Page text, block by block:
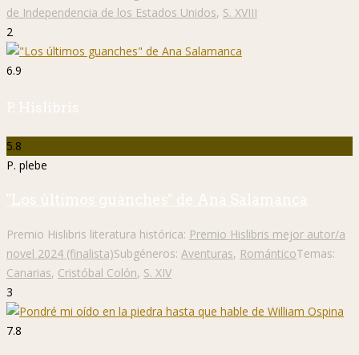
de Independencia de los Estados Unidos, S. XVIII
2
6.9
P. Hislibris
5.8
P. plebe
"Los últimos guanches" de Ana Salamanca
Premio Hislibris literatura histórica: Premio Hislibris mejor autor/a
novel 2024 (finalista)Subgéneros: Aventuras, RománticoTemas:
Canarias, Cristóbal Colón, S. XIV
3
7.8